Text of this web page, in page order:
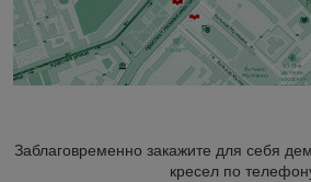
Заблаговременно закажите для себя
кресел по